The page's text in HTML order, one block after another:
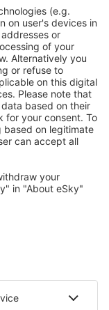
voor
hotels,
steden